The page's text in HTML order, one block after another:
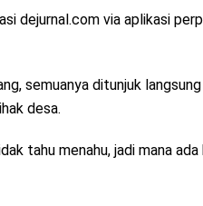
dejurnal.com via aplikasi
semuanya ditunjuk
desa.
tahu menahu, jadi mana